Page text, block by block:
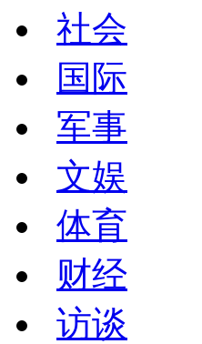
社会
国际
军事
文娱
体育
财经
访谈